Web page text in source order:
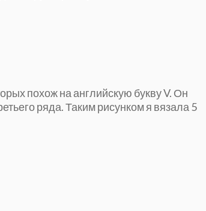
похож на английскую букву V. Он
ряда. Таким рисунком я вязала 5